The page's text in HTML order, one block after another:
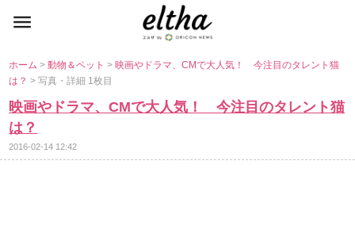
ホーム>動物＆ペット>映画やドラマ、CMで大人気！ 今注目のタレント猫
は？> 写真・詳細 1枚目
映画やドラマ、CMで大人気！ 今注目のタレント猫
は？
2016-02-14 12:42